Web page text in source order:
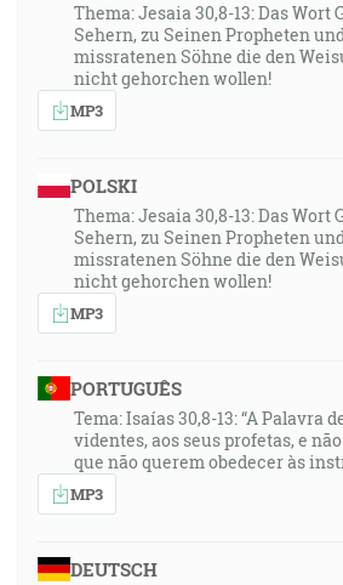
Thema: Jesaia 30,8-13: Das Wort
Sehern, zu Seinen Propheten
missratenen Söhne die den
nicht gehorchen wollen!
MP3
POLSKI
Thema: Jesaia 30,8-13: Das Wort
Sehern, zu Seinen Propheten
missratenen Söhne die den
nicht gehorchen wollen!
MP3
PORTUGUÊS
Tema: Isaías 30,8-13: “A Palavra
videntes, aos seus profetas, e
que não querem obedecer às
MP3
DEUTSCH